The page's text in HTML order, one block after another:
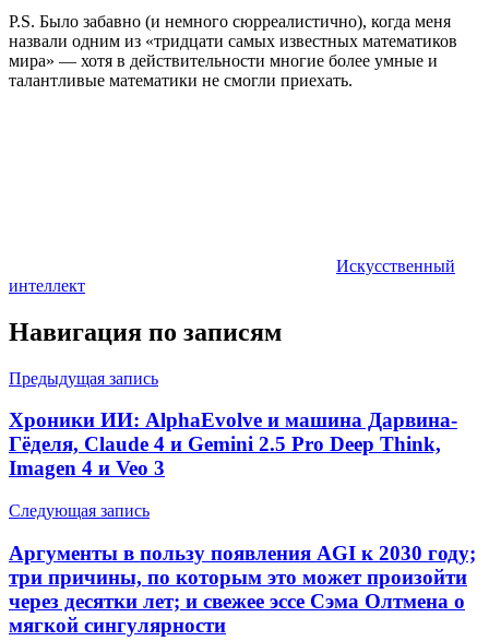
P.S. Было забавно (и немного сюрреалистично), когда меня
назвали одним из «тридцати самых известных математиков
мира» — хотя в действительности многие более умные и
талантливые математики не смогли приехать.
Искусственный
интеллект
Навигация по записям
Предыдущая запись
Хроники ИИ: AlphaEvolve и машина Дарвина-
Гёделя, Claude 4 и Gemini 2.5 Pro Deep Think,
Imagen 4 и Veo 3
Следующая запись
Аргументы в пользу появления AGI к 2030 году;
три причины, по которым это может произойти
через десятки лет; и свежее эссе Сэма Олтмена о
мягкой сингулярности